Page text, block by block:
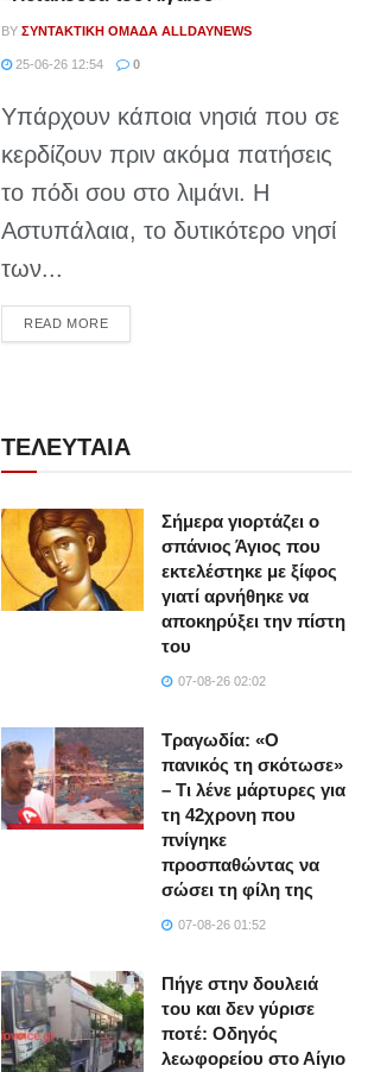
BY ΣΥΝΤΑΚΤΙΚΉ ΟΜΆΔΑ ALLDAYNEWS
25-06-26 12:54 0
Υπάρχουν κάποια νησιά που σε
κερδίζουν πριν ακόμα πατήσεις
το πόδι σου στο λιμάνι. Η
Αστυπάλαια, το δυτικότερο νησί
των...
READ MOREDETAILS
ΤΕΛΕΥΤΑΙΑ
Σήμερα γιορτάζει ο
σπάνιος Άγιος που
εκτελέστηκε με ξίφος
γιατί αρνήθηκε να
αποκηρύξει την πίστη
του
07-08-26 02:02
Τραγωδία: «Ο
πανικός τη σκότωσε»
– Τι λένε μάρτυρες για
τη 42χρονη που
πνίγηκε
προσπαθώντας να
σώσει τη φίλη της
07-08-26 01:52
Πήγε στην δουλειά
του και δεν γύρισε
ποτέ: Οδηγός
λεωφορείου στο Αίγιο